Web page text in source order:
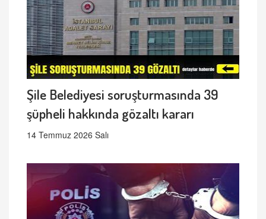
Şile Belediyesi soruşturmasında 39
şüpheli hakkında gözaltı kararı
14 Temmuz 2026 Salı